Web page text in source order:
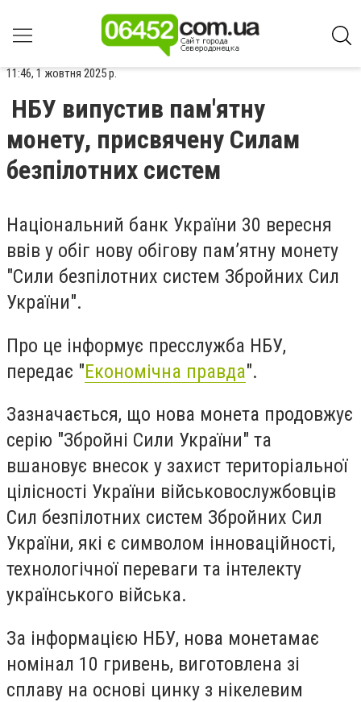
11:46, 1 жовтня 2025 р.
НБУ випустив пам'ятну
монету, присвячену Силам
безпілотних систем
Національний банк України 30 вересня
ввів у обіг нову обігову пам’ятну монету
"Сили безпілотних систем Збройних Сил
України".
Про це інформує пресслужба НБУ,
передає "Економічна правда".
Зазначається, що нова монета продовжує
серію "Збройні Сили України" та
вшановує внесок у захист територіальної
цілісності України військовослужбовців
Сил безпілотних систем Збройних Сил
України, які є символом інноваційності,
технологічної переваги та інтелекту
українського війська.
За інформацією НБУ, нова монетамає
номінал 10 гривень, виготовлена зі
сплаву на основі цинку з нікелевим